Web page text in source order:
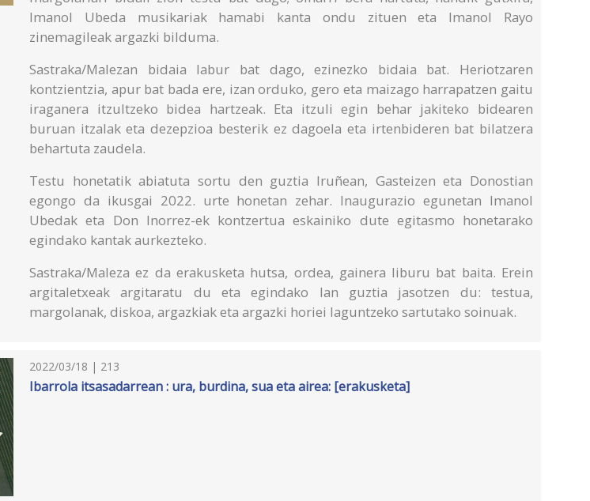
Imanol Ubeda musikariak hamabi kanta ondu zituen eta Imanol Rayo
zinemagileak argazki bilduma.
Sastraka/Malezan bidaia labur bat dago, ezinezko bidaia bat. Heriotzaren
kontzientzia, apur bat bada ere, izan orduko, gero eta maizago harrapatzen gaitu
iraganera itzultzeko bidea hartzeak. Eta itzuli egin behar jakiteko bidearen
buruan itzalak eta dezepzioa besterik ez dagoela eta irtenbideren bat bilatzera
behartuta zaudela.
Testu honetatik abiatuta sortu den guztia Iruñean, Gasteizen eta Donostian
egongo da ikusgai 2022. urte honetan zehar. Inaugurazio egunetan Imanol
Ubedak eta Don Inorrez-ek kontzertua eskainiko dute egitasmo honetarako
egindako kantak aurkezteko.
Sastraka/Maleza ez da erakusketa hutsa, ordea, gainera liburu bat baita. Erein
argitaletxeak argitaratu du eta egindako lan guztia jasotzen du: testua,
margolanak, diskoa, argazkiak eta argazki horiei laguntzeko sartutako soinuak.
2022/03/18 | 213
Ibarrola itsasadarrean : ura, burdina, sua eta airea: [erakusketa]